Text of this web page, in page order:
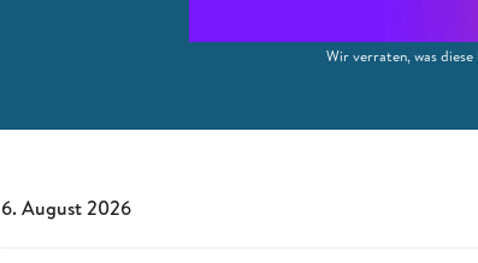
Wir verraten, was
6. August 2026